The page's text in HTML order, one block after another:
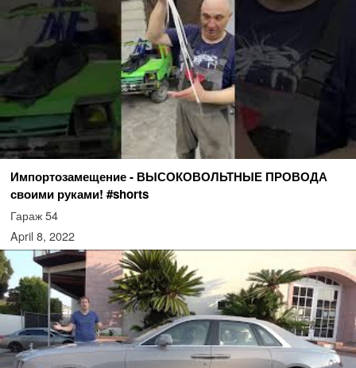
Импортозамещение - ВЫСОКОВОЛЬТНЫЕ ПРОВОДА
своими руками! #shorts
Гараж 54
April 8, 2022